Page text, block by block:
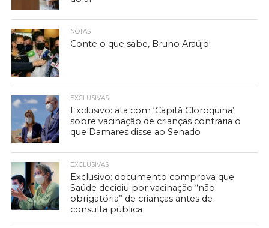
NOTAS
Conte o que sabe, Bruno Araújo!
EXCLUSIVAS
Exclusivo: ata com ‘Capitã Cloroquina’
sobre vacinação de crianças contraria o
que Damares disse ao Senado
EXCLUSIVAS
Exclusivo: documento comprova que
Saúde decidiu por vacinação “não
obrigatória” de crianças antes de
consulta pública